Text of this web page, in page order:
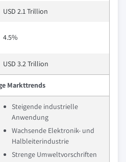
USD 2.1 Trillion
4.5%
USD 3.2 Trillion
Markttrends
Steigende industrielle
Anwendung
Wachsende Elektronik- und
Halbleiterindustrie
Strenge Umweltvorschriften